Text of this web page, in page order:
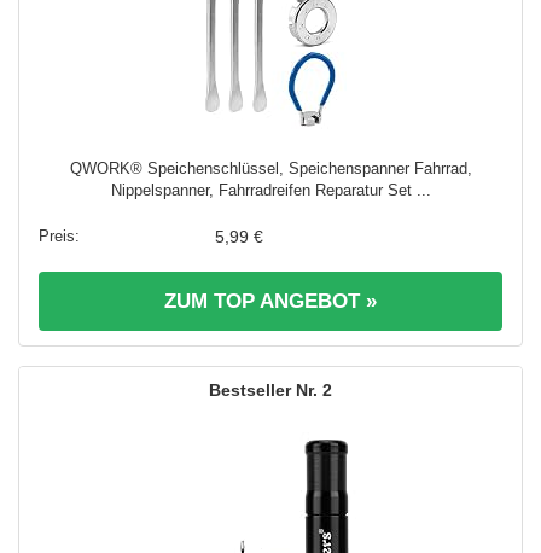
QWORK® Speichenschlüssel, Speichenspanner Fahrrad,
Nippelspanner, Fahrradreifen Reparatur Set ...
5,99 €
ZUM TOP ANGEBOT »
2